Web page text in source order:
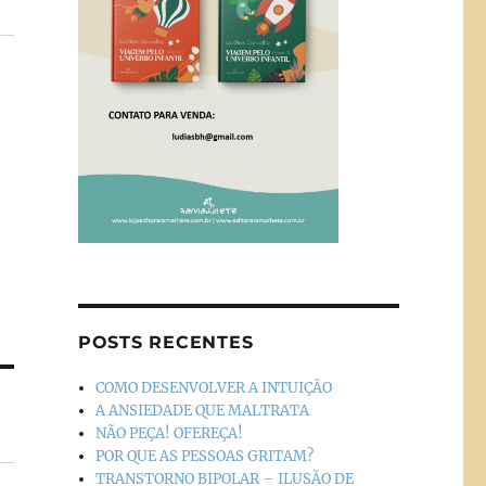
POSTS RECENTES
COMO DESENVOLVER A INTUIÇÃO
A ANSIEDADE QUE MALTRATA
NÃO PEÇA! OFEREÇA!
POR QUE AS PESSOAS GRITAM?
TRANSTORNO BIPOLAR – ILUSÃO DE